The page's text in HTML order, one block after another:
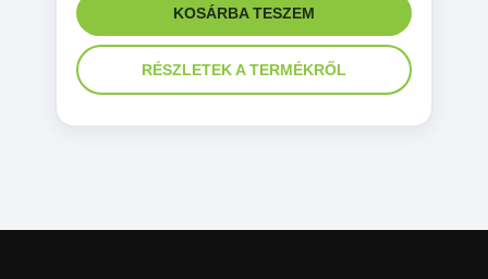
KOSÁRBA TESZEM
RÉSZLETEK A TERMÉKRŐL